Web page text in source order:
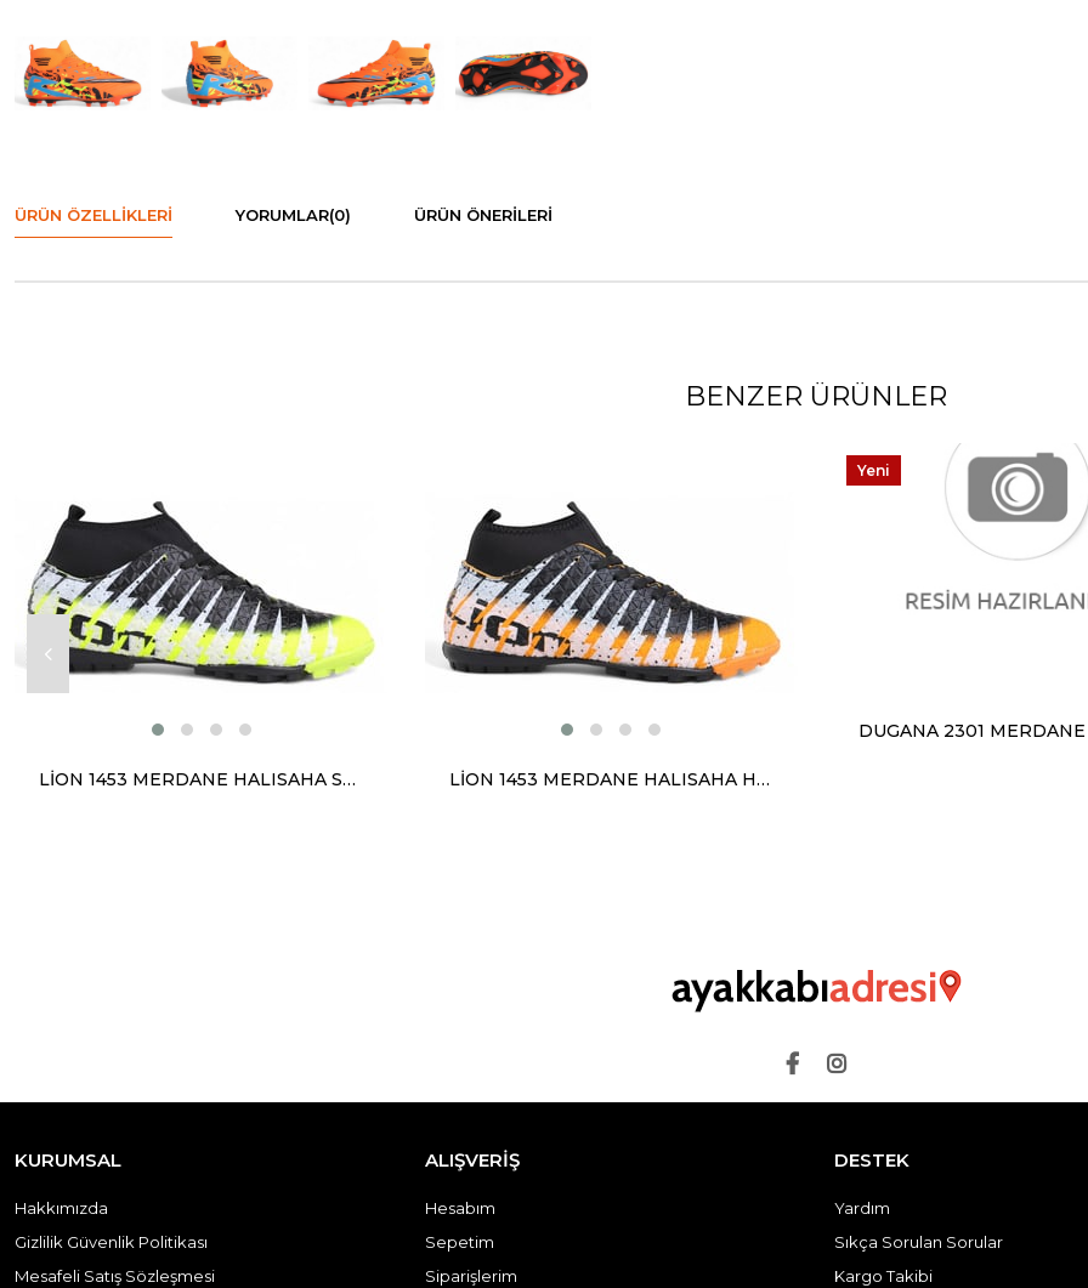
ÜRÜN ÖZELLIKLERI YORUMLAR(0) ÜRÜN ÖNERILERI
BENZER ÜRÜNLER
LİON 1453 MERDANE HALISAHA SARI SİYAH LİON 1453 MERDANE HALISAHA HARDAL SİYAH
Yeni
KURUMSAL
Hakkımızda
Gizlilik Güvenlik Politikası
Mesafeli Satış Sözleşmesi
ALIŞVERİŞ
Hesabım
Sepetim
Siparişlerim
DESTEK
Yardım
Sıkça Sorulan Sorular
Kargo Takibi